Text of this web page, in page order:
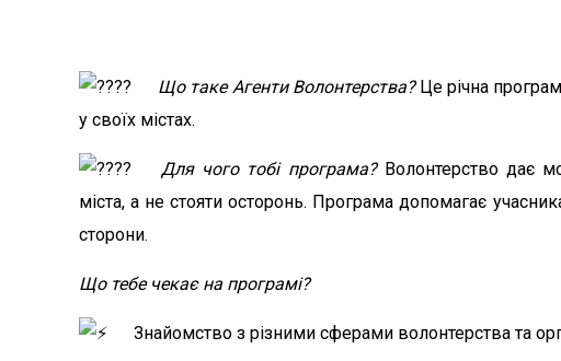
Що таке Агенти Волонтерства?Це річна
у своїх містах.
Для чого тобі програма?Волонтерство дає
міста, а не стояти осторонь. Програма допомагає
сторони.
Що тебе чекає на програмі?
Знайомство з різними сферами волонтерства та